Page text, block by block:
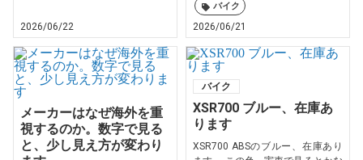
2026/06/22
バイク
2026/06/21
メーカーはなぜ海外を重
視するのか。数字で見る
と、少し見え方が変わり
バイク
XSR700 ブルー、在庫あ
ります
XSR700 ABSのブルー、在庫あり